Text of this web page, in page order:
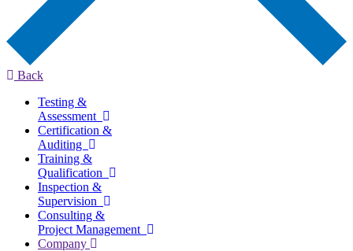
Back
Testing &
Assessment
Certification &
Auditing
Training &
Qualification
Inspection &
Supervision
Consulting &
Project Management
Company